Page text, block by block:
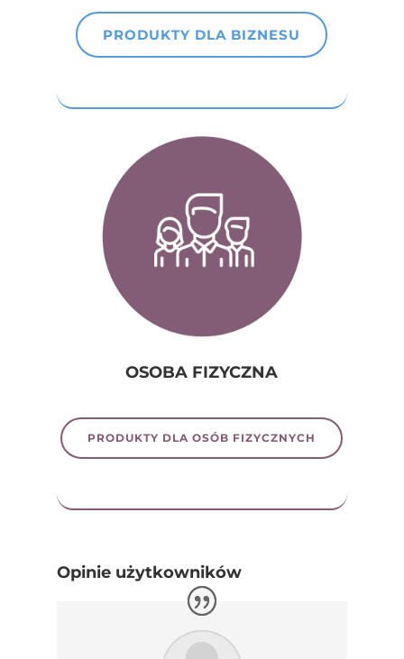
PRODUKTY DLA BIZNESU
OSOBA FIZYCZNA
PRODUKTY DLA OSÓB FIZYCZNYCH
Opinie użytkowników